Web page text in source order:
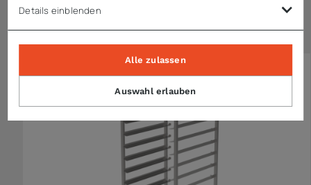
Ähnliche Artikel
Details einblenden
Auswahl erlauben
Alle zulassen